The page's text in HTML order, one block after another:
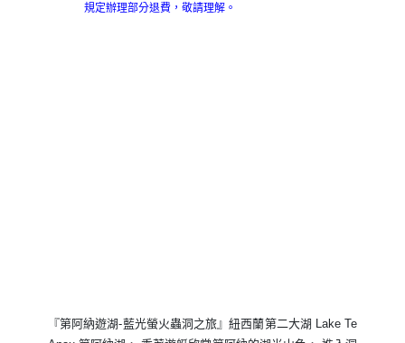
規定辦理部分退費，敬請理解。
『第阿納遊湖-藍光螢火蟲洞之旅』紐西蘭第二大湖 Lake Te